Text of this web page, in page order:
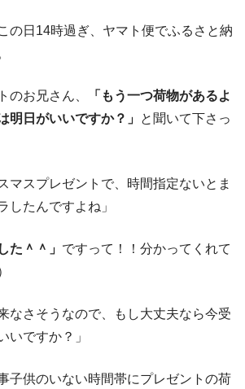
の日14時過ぎ、ヤマト便でふるさと納
のお兄さん、
「もう一つ荷物があるよ
明日がいいですか？」 と聞いて下さっ
マスプレゼントで、時間指定ないとま
したんですよね」
た＾＾」 ですって！！分かってくれて
なさそうなので、もし大丈夫なら今受
いですか？」
子供のいない時間帯にプレゼントの荷